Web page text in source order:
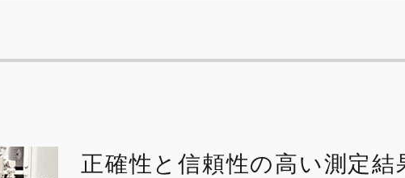
正確性と信頼性の高い測定結